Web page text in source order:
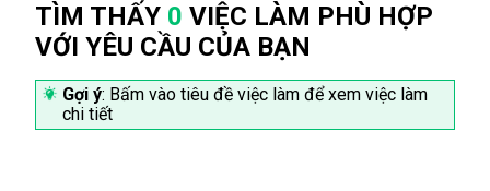
TÌM THẤY 0 VIỆC LÀM PHÙ HỢP
VỚI YÊU CẦU CỦA BẠN
Gợi ý: Bấm vào tiêu đề việc làm để xem việc làm
chi tiết